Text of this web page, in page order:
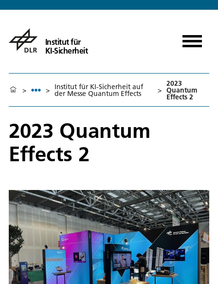
Institut für
KI-Sicherheit
> > Institut für KI-Sicherheit auf
der Messe Quantum Effects >
2023
Quantum
Effects 2
2023 Quantum
Effects 2